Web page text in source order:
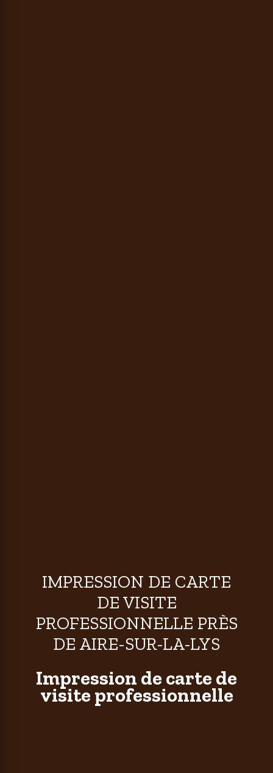
IMPRESSION DE CARTE
DE VISITE
PROFESSIONNELLE PRÈS
DE AIRE-SUR-LA-LYS
Impression de carte de
visite professionnelle